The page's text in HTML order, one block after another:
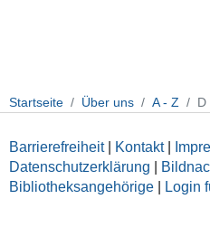
Startseite Über uns A - Z D
Barrierefreiheit| Kontakt|
Datenschutzerklärung
Bibliotheksangehörige
Login